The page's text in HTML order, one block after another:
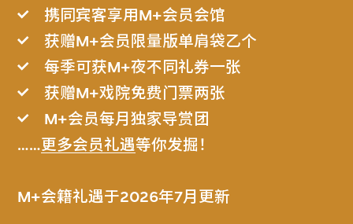
携同宾客享用M+会员会馆
获赠M+会员限量版单肩袋乙个
每季可获M+夜不同礼券一张
获赠M+戏院免费门票两张
M+会员每月独家导赏团
……更多会员礼遇等你发掘！
M+会籍礼遇于2026年7月更新